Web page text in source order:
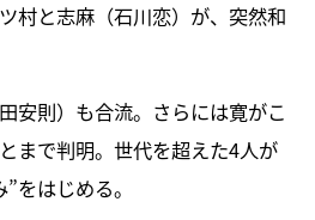
村と志麻（石川恋）が、突然和
安則）も合流。さらには寛がこ
まで判明。世代を超えた4人が
をはじめる。